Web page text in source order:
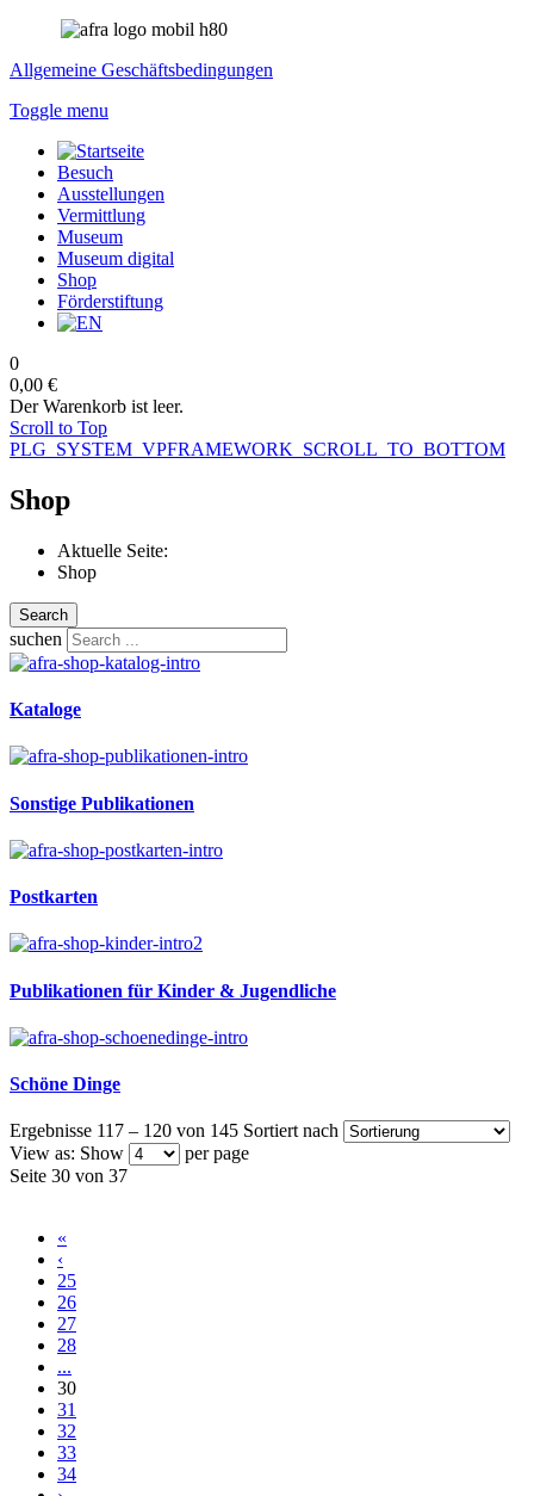
Allgemeine Geschäftsbedingungen
Toggle menu
Besuch
Ausstellungen
Vermittlung
Museum
Museum digital
Shop
Förderstiftung
0
0,00 €
Der Warenkorb ist leer.
Scroll to Top
PLG_SYSTEM_VPFRAMEWORK_SCROLL_TO_BOTTOM
Shop
Aktuelle Seite:
Shop
Search
suchen
Kataloge
Sonstige Publikationen
Postkarten
Publikationen für Kinder & Jugendliche
Schöne Dinge
Ergebnisse 117 – 120 von 145 Sortiert nach
View as: Show
per page
Seite 30 von 37
«
‹
25
26
27
28
...
30
31
32
33
34